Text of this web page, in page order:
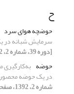
ح
حوضچه هوای سرد
سرمایش شبانه در
[دوره 39، شماره 2، 1392، صفحه 111-126]
حوضه
در یک حوضه
شماره 2، 1392، صفحه 111-126]